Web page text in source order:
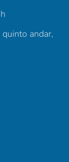
andar,